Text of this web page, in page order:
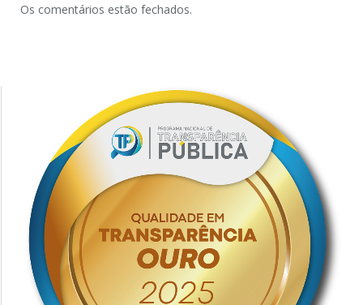
Os comentários estão fechados.